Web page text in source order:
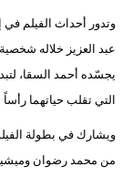
وتدور أحداث الفيلم
عبد العزيز خلاله
يجسّده أحمد السقا،
التي تقلب حياتهما
ويشارك في بطولة
من محمد رضوان